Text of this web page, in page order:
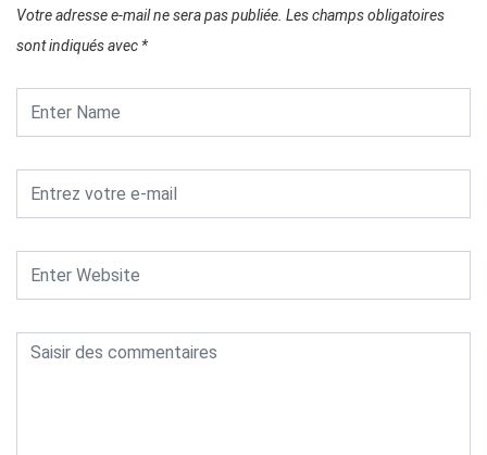
Votre adresse e-mail ne sera pas publiée. Les champs obligatoires
sont indiqués avec *